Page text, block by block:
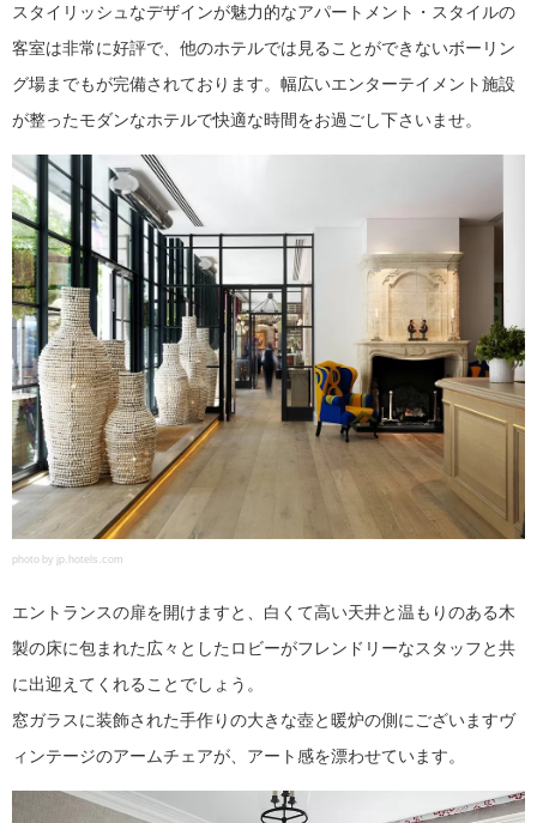
スタイリッシュなデザインが魅力的なアパートメント・スタイルの
客室は非常に好評で、他のホテルでは見ることができないボーリン
グ場までもが完備されております。幅広いエンターテイメント施設
が整ったモダンなホテルで快適な時間をお過ごし下さいませ。
photo by jp.hotels.com
エントランスの扉を開けますと、白くて高い天井と温もりのある木
製の床に包まれた広々としたロビーがフレンドリーなスタッフと共
に出迎えてくれることでしょう。
窓ガラスに装飾された手作りの大きな壺と暖炉の側にございますヴ
ィンテージのアームチェアが、アート感を漂わせています。